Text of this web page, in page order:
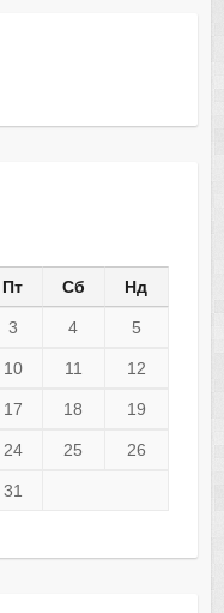
Пт Сб Нд
3 4 5
10 11 12
17 18 19
24 25 26
31